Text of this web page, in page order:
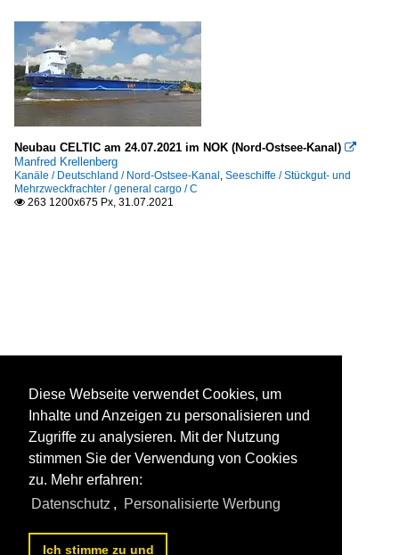
Neubau CELTIC am 24.07.2021 im NOK (Nord-Ostsee-Kanal) 
Manfred Krellenberg
Kanäle / Deutschland / Nord-Ostsee-Kanal, Seeschiffe / Stückgut- und
Mehrzweckfrachter / general cargo / C
 263 1200x675 Px, 31.07.2021
Diese Webseite verwendet Cookies, um
Inhalte und Anzeigen zu personalisieren und
Zugriffe zu analysieren. Mit der Nutzung
stimmen Sie der Verwendung von Cookies
zu. Mehr erfahren:
Datenschutz , Personalisierte Werbung
Ich stimme zu und